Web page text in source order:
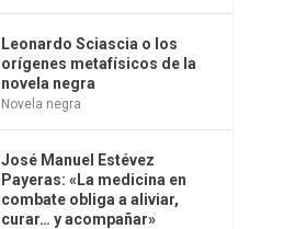
Leonardo Sciascia o los
orígenes metafísicos de la
novela negra
Novela negra
José Manuel Estévez
Payeras: «La medicina en
combate obliga a aliviar,
curar… y acompañar»